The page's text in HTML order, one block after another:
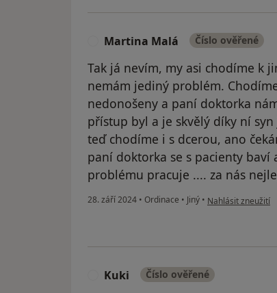
Martina Malá Číslo ověřené
Tak já nevím, my asi chodíme k
nemám jediný problém.
nedonošeny a paní doktorka
přístup byl a je skvělý díky ní
teď chodíme i s dcerou, ano
paní doktorka se s pacienty baví
problému pracuje .... za nás
28. září 2024 • Ordinace • Jiný • podle názoru
Nahlásit zneužití
Kuki Číslo ověřené